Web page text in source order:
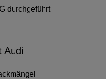
durchgeführt
Audi